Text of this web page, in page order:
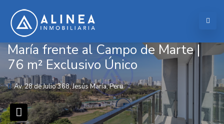
Departamento en venta en Jesús
María frente al Campo de Marte |
76 m² Exclusivo Único
Av. 28 de Julio 368, Jesús María, Peru